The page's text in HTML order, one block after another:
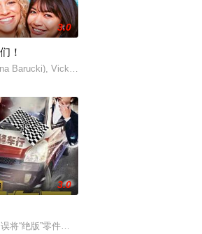
青人對於
的迷失方向状态。当他们努力应对自己的身份、
容易。如果你还是一个敏感的音乐爱好者和
3.0
！
Barucki), Vicky (Julia Novohradsky) und Lena
次的演出再度合体，前提是他们得克服接踵而来
观生活观的必要性，鞭挞了追金，虚荣等错
3.0
将“绝版”零件遗落盲女薛薇薇家中，为了找回